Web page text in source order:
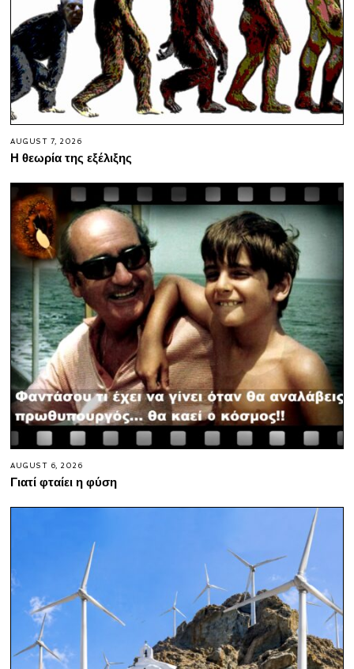
AUGUST 7, 2026
Η θεωρία της εξέλιξης
AUGUST 6, 2026
Γιατί φταίει η φύση